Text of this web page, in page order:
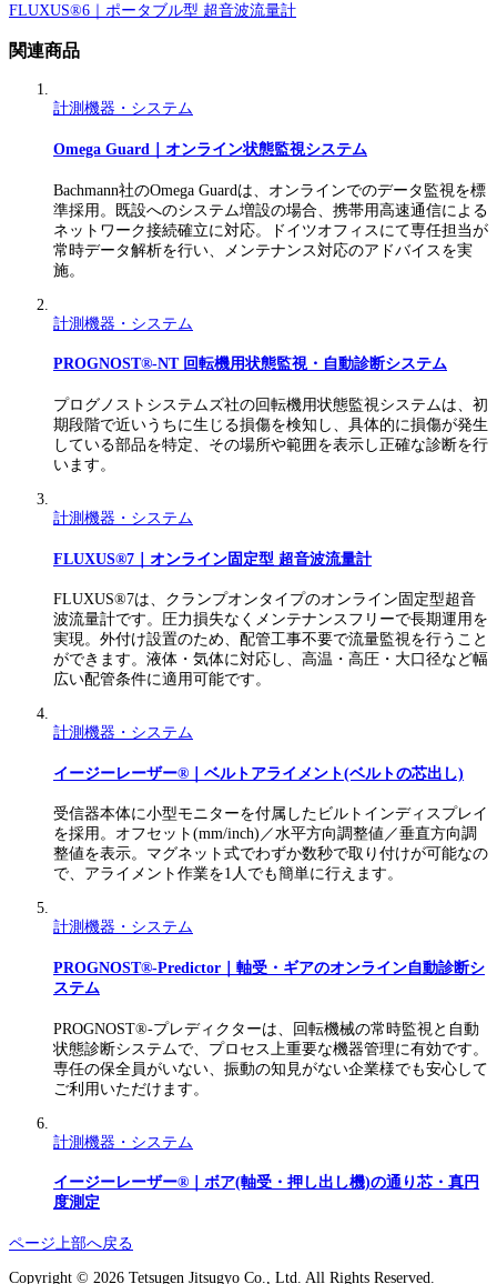
FLUXUS®6｜ポータブル型 超音波流量計
関連商品
計測機器・システム
Omega Guard｜オンライン状態監視システム
Bachmann社のOmega Guardは、オンラインでのデータ監視を標
準採用。既設へのシステム増設の場合、携帯用高速通信による
ネットワーク接続確立に対応。ドイツオフィスにて専任担当が
常時データ解析を行い、メンテナンス対応のアドバイスを実
施。
計測機器・システム
PROGNOST®-NT 回転機用状態監視・自動診断システム
プログノストシステムズ社の回転機用状態監視システムは、初
期段階で近いうちに生じる損傷を検知し、具体的に損傷が発生
している部品を特定、その場所や範囲を表示し正確な診断を行
います。
計測機器・システム
FLUXUS®7｜オンライン固定型 超音波流量計​
FLUXUS®7は、クランプオンタイプのオンライン固定型超音
波流量計です。圧力損失なくメンテナンスフリーで長期運用を
実現。外付け設置のため、配管工事不要で流量監視を行うこと
ができます。液体・気体に対応し、高温・高圧・大口径など幅
広い配管条件に適用可能です。
計測機器・システム
イージーレーザー®｜ベルトアライメント(ベルトの芯出し)
受信器本体に小型モニターを付属したビルトインディスプレイ
を採用。オフセット(mm/inch)／水平方向調整値／垂直方向調
整値を表示。マグネット式でわずか数秒で取り付けが可能なの
で、アライメント作業を1人でも簡単に行えます。
計測機器・システム
PROGNOST®-Predictor｜軸受・ギアのオンライン自動診断シ
ステム
PROGNOST®-プレディクターは、回転機械の常時監視と自動
状態診断システムで、プロセス上重要な機器管理に有効です。
専任の保全員がいない、振動の知見がない企業様でも安心して
ご利用いただけます。
計測機器・システム
イージーレーザー®｜ボア(軸受・押し出し機)の通り芯・真円
度測定
ページ上部へ戻る
Copyright © 2026 Tetsugen Jitsugyo Co., Ltd. All Rights Reserved.